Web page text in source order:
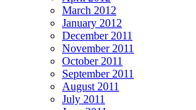
March 2012
January 2012
December 2011
November 2011
October 2011
September 2011
August 2011
July 2011